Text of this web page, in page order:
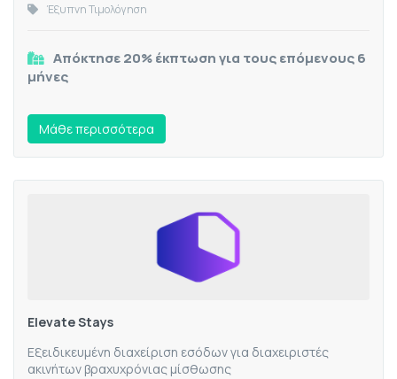
Έξυπνη Τιμολόγηση
Απόκτησε 20% έκπτωση για τους επόμενους 6
μήνες
Mάθε περισσότερα
Elevate Stays
Εξειδικευμένη διαχείριση εσόδων για διαχειριστές
ακινήτων βραχυχρόνιας μίσθωσης